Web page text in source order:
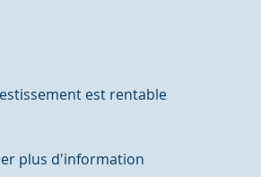
est rentable
plus d'information